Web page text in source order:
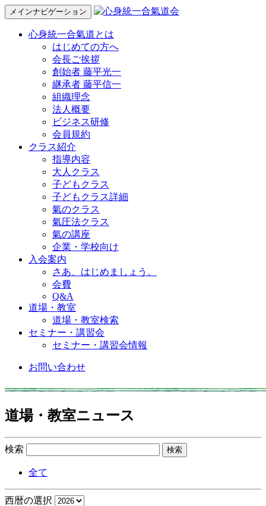
メインナビゲーション
心身統一合氣道とは
はじめての方へ
会長ご挨拶
創始者 藤平光一
継承者 藤平信一
組織理念
法人概要
ビジネス研修
会員規約
クラス紹介
指導内容
大人クラス
子どもクラス
子どもクラス詳細
氣のクラス
氣圧法クラス
氣の講座
企業・学校向け
入会案内
さあ、はじめましょう。
会費
Q&A
道場・教室
道場・教室検索
セミナー・講習会
セミナー・講習会情報
お問い合わせ
道場・教室ニュース
検索
全て
西暦の選択